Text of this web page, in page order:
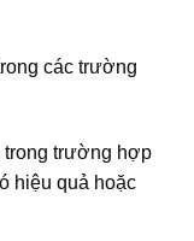
các trường
trường hợp
hiệu quả hoặc